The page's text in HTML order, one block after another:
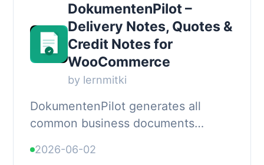
DokumentenPilot –
Delivery Notes, Quotes &
Credit Notes for
WooCommerce
by lernmitki
DokumentenPilot generates all
common business documents
orders. It supports partial deliveries,
2026-06-02